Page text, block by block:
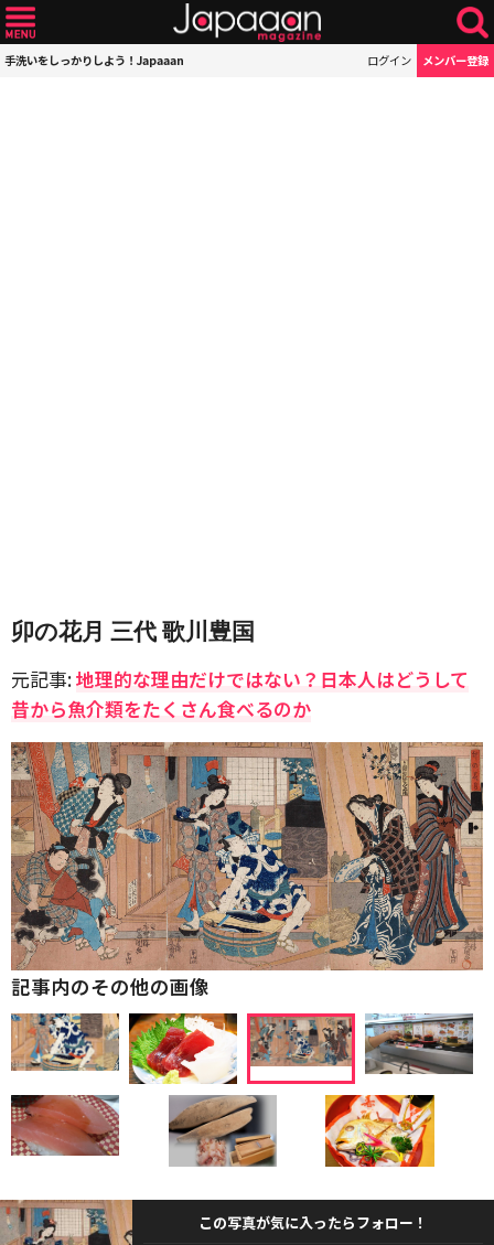
手洗いをしっかりしよう！Japaaan ログイン メンバー登録
卯の花月 三代 歌川豊国
元記事:地理的な理由だけではない？日本人はどうして
昔から魚介類をたくさん食べるのか
記事内のその他の画像
この写真が気に入ったらフォロー！